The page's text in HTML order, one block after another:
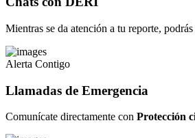
Mientras se da atención a tu reporte,
Alerta Contigo
Llamadas de Emergencia
Comunícate directamente con Protección